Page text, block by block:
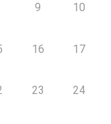
9 10
16 17
23 24